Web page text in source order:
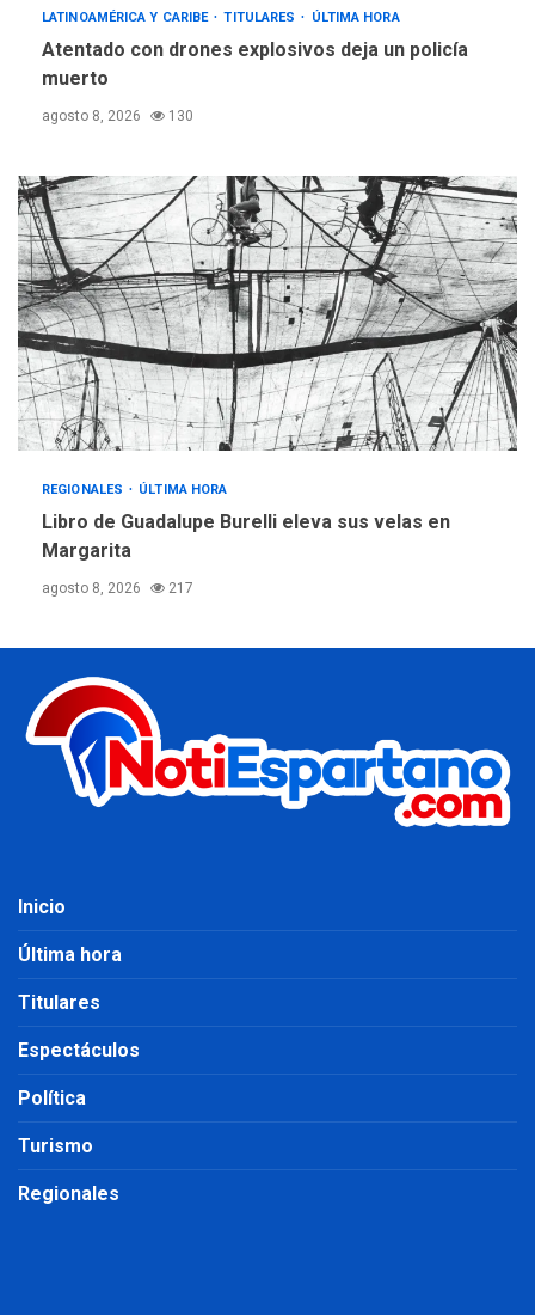
LATINOAMÉRICA Y CARIBE TITULARES ÚLTIMA HORA
Atentado con drones explosivos deja un policía
muerto
agosto 8, 2026 130
REGIONALES ÚLTIMA HORA
Libro de Guadalupe Burelli eleva sus velas en
Margarita
agosto 8, 2026 217
Inicio
Última hora
Titulares
Espectáculos
Política
Turismo
Regionales